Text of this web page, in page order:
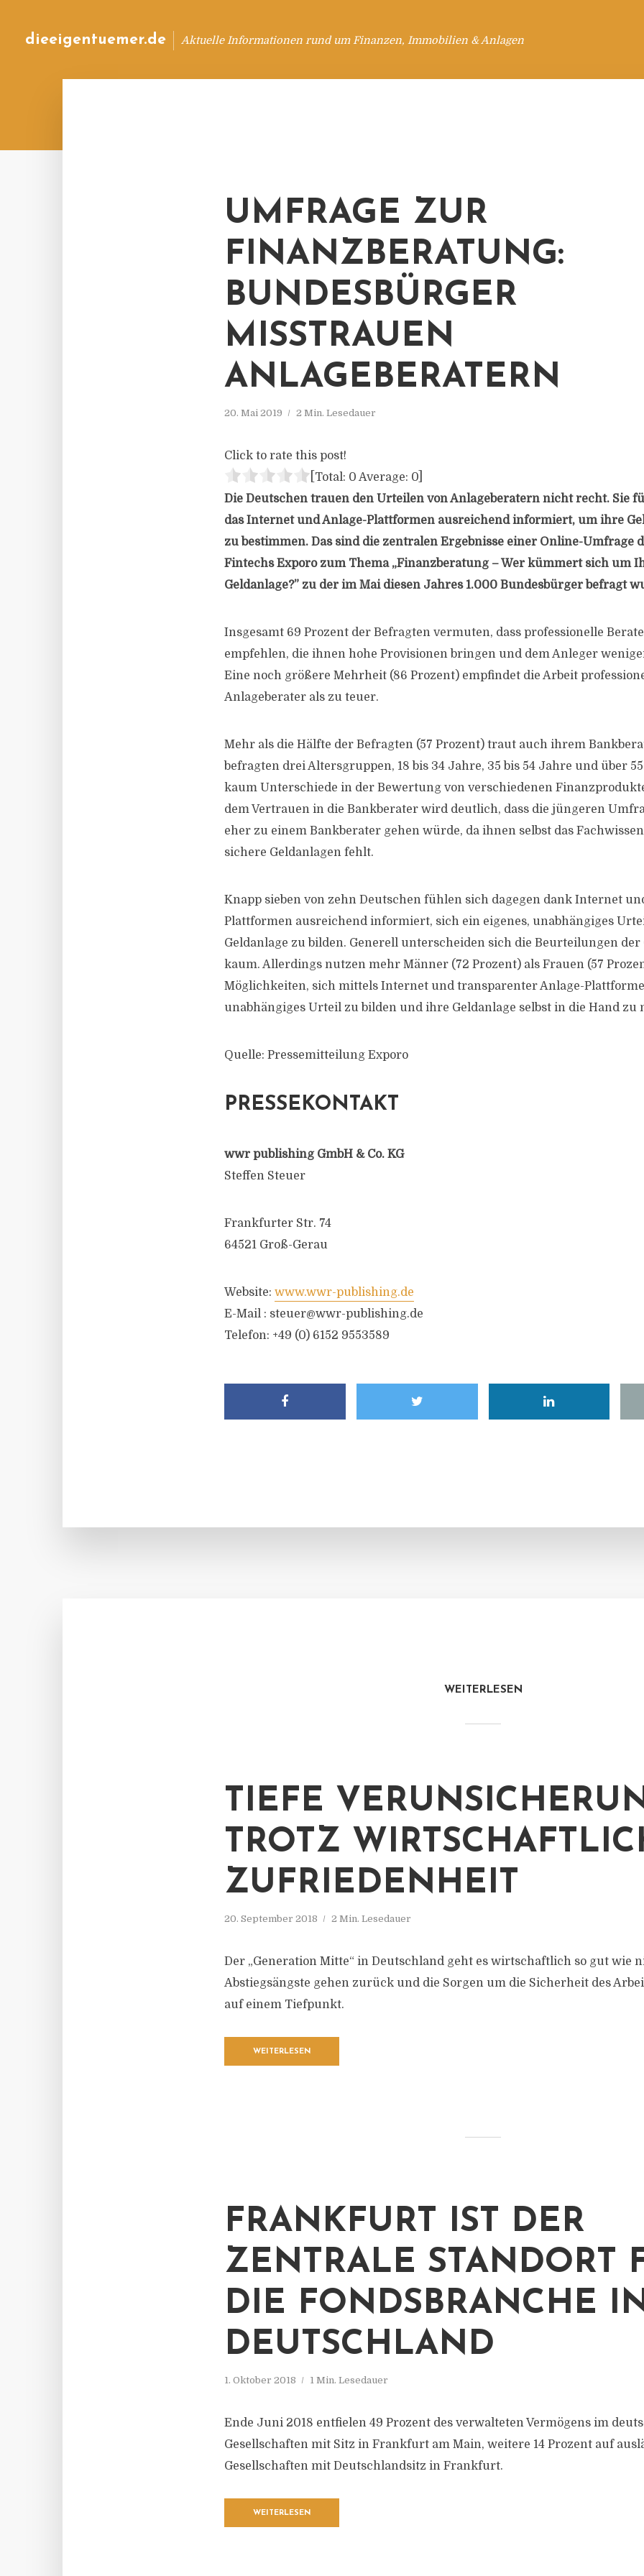
dieeigentuemer.de Aktuelle Informationen rund um Finanzen, Immobilien & Anlagen
UMFRAGE ZUR
FINANZBERATUNG:
BUNDESBÜRGER
MISSTRAUEN
ANLAGEBERATERN
20. Mai 2019 2 Min. Lesedauer
Click to rate this post!
[Total: 0 Average: 0
Die Deutschen trauen den Urteilen von Anlageberatern nicht recht. Sie
das Internet und Anlage-Plattformen ausreichend informiert, um ihre
zu bestimmen. Das sind die zentralen Ergebnisse einer Online-Umfrage
Fintechs Exporo zum Thema „Finanzberatung – Wer kümmert sich um
Geldanlage?” zu der im Mai diesen Jahres 1.000 Bundesbürger befragt
Insgesamt 69 Prozent der Befragten vermuten, dass professionelle
empfehlen, die ihnen hohe Provisionen bringen und dem Anleger
Eine noch größere Mehrheit (86 Prozent) empfindet die Arbeit
Anlageberater als zu teuer.
Mehr als die Hälfte der Befragten (57 Prozent) traut auch ihrem
befragten drei Altersgruppen, 18 bis 34 Jahre, 35 bis 54 Jahre und über
kaum Unterschiede in der Bewertung von verschiedenen
dem Vertrauen in die Bankberater wird deutlich, dass die jüngeren
eher zu einem Bankberater gehen würde, da ihnen selbst das
sichere Geldanlagen fehlt.
Knapp sieben von zehn Deutschen fühlen sich dagegen dank Internet
Plattformen ausreichend informiert, sich ein eigenes, unabhängiges
Geldanlage zu bilden. Generell unterscheiden sich die Beurteilungen der
kaum. Allerdings nutzen mehr Männer (72 Prozent) als Frauen (57
Möglichkeiten, sich mittels Internet und transparenter Anlage-
unabhängiges Urteil zu bilden und ihre Geldanlage selbst in die Hand zu
Quelle: Pressemitteilung Exporo
PRESSEKONTAKT
wwr publishing GmbH & Co. KG
Steffen Steuer
Frankfurter Str. 74
64521 Groß-Gerau
Website: www.wwr-publishing.de
E-Mail : steuer@wwr-publishing.de
Telefon: +49 (0) 6152 9553589
WEITERLESEN
TIEFE
TROTZ
ZUFRIEDENHEIT
20. September 2018 2 Min. Lesedauer
Der „Generation Mitte“ in Deutschland geht es wirtschaftlich so gut wie
Abstiegsängste gehen zurück und die Sorgen um die Sicherheit des
auf einem Tiefpunkt.
WEITERLESEN
FRANKFURT IST DER
ZENTRALE STANDORT
DIE FONDSBRANCHE
DEUTSCHLAND
1. Oktober 2018 1 Min. Lesedauer
Ende Juni 2018 entfielen 49 Prozent des verwalteten Vermögens im
Gesellschaften mit Sitz in Frankfurt am Main, weitere 14 Prozent auf
Gesellschaften mit Deutschlandsitz in Frankfurt.
WEITERLESEN